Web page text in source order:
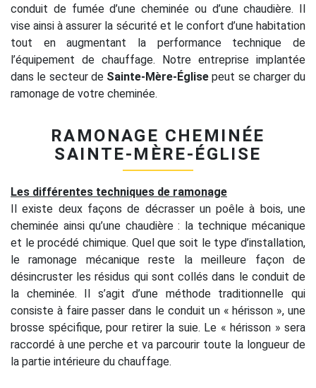
conduit de fumée d’une cheminée ou d’une chaudière. Il
vise ainsi à assurer la sécurité et le confort d’une habitation
tout en augmentant la performance technique de
l’équipement de chauffage. Notre entreprise implantée
dans le secteur de Sainte-Mère-Église peut se charger du
ramonage de votre cheminée.
RAMONAGE CHEMINÉE
SAINTE-MÈRE-ÉGLISE
Les différentes techniques de ramonage
Il existe deux façons de décrasser un poêle à bois, une
cheminée ainsi qu’une chaudière : la technique mécanique
et le procédé chimique. Quel que soit le type d’installation,
le ramonage mécanique reste la meilleure façon de
désincruster les résidus qui sont collés dans le conduit de
la cheminée. Il s’agit d’une méthode traditionnelle qui
consiste à faire passer dans le conduit un « hérisson », une
brosse spécifique, pour retirer la suie. Le « hérisson » sera
raccordé à une perche et va parcourir toute la longueur de
la partie intérieure du chauffage.